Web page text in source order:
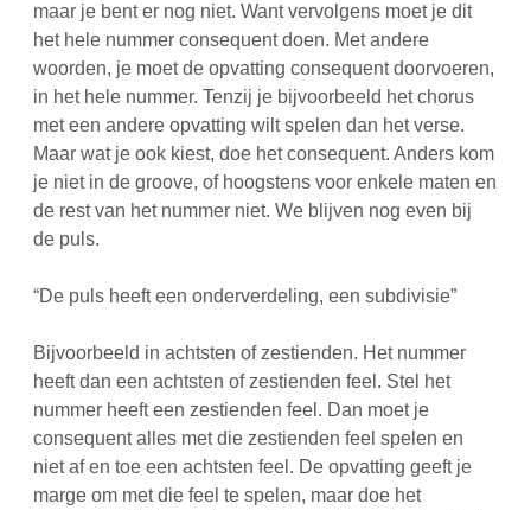
maar je bent er nog niet. Want vervolgens moet je dit
het hele nummer consequent doen. Met andere
woorden, je moet de opvatting consequent doorvoeren,
in het hele nummer. Tenzij je bijvoorbeeld het chorus
met een andere opvatting wilt spelen dan het verse.
Maar wat je ook kiest, doe het consequent. Anders kom
je niet in de groove, of hoogstens voor enkele maten en
de rest van het nummer niet. We blijven nog even bij
de puls.
“De puls heeft een onderverdeling, een subdivisie”
Bijvoorbeeld in achtsten of zestienden. Het nummer
heeft dan een achtsten of zestienden feel. Stel het
nummer heeft een zestienden feel. Dan moet je
consequent alles met die zestienden feel spelen en
niet af en toe een achtsten feel. De opvatting geeft je
marge om met die feel te spelen, maar doe het